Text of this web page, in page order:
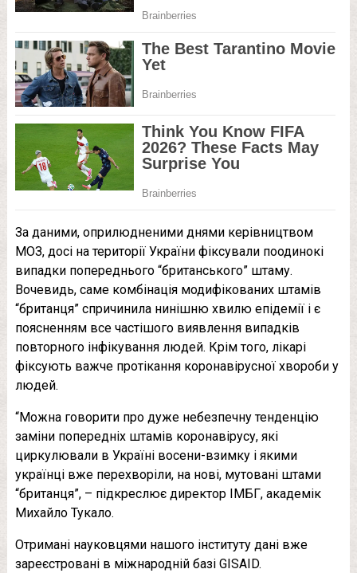
За даними, оприлюдненими днями керівництвом
МОЗ, досі на території України фіксували поодинокі
випадки попереднього “британського” штаму.
Вочевидь, саме комбінація модифікованих штамів
“британця” спричинила нинішню хвилю епідемії і є
поясненням все частішого виявлення випадків
повторного інфікування людей. Крім того, лікарі
фіксують важче протікання коронавірусної хвороби у
людей.
“Можна говорити про дуже небезпечну тенденцію
заміни попередніх штамів коронавірусу, які
циркулювали в Україні восени-взимку і якими
українці вже перехворіли, на нові, мутовані штами
“британця”, – підкреслює директор ІМБГ, академік
Михайло Тукало.
Отримані науковцями нашого інституту дані вже
зареєстровані в міжнародній базі GISAID.